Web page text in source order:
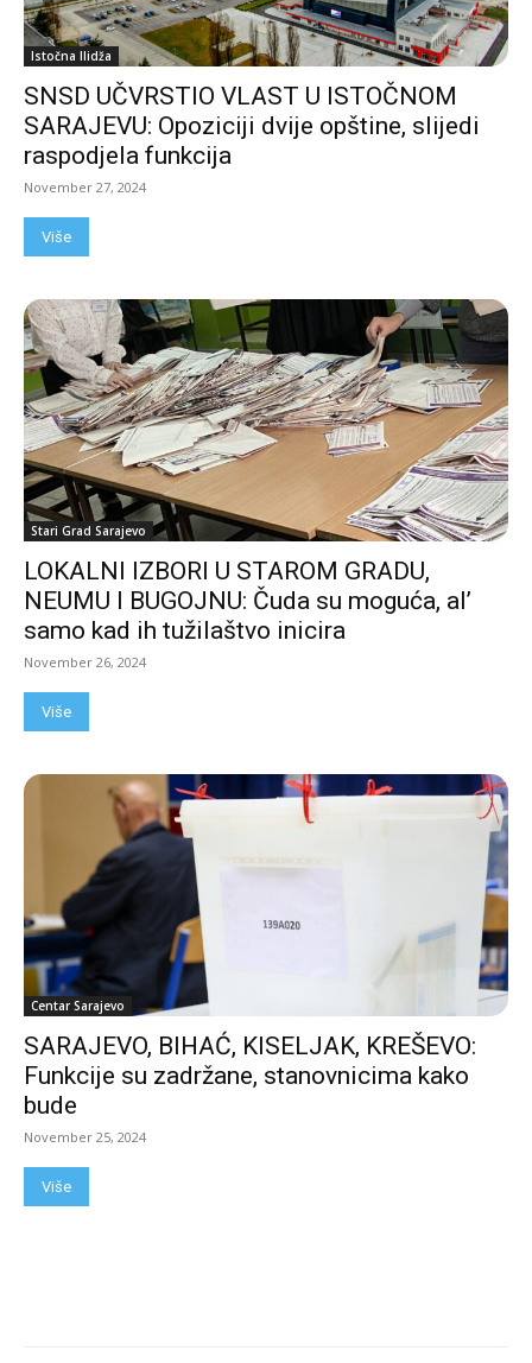
Istočna Ilidža
SNSD UČVRSTIO VLAST U ISTOČNOM
SARAJEVU: Opoziciji dvije opštine, slijedi
raspodjela funkcija
November 27, 2024
Više
Stari Grad Sarajevo
LOKALNI IZBORI U STAROM GRADU,
NEUMU I BUGOJNU: Čuda su moguća, al’
samo kad ih tužilaštvo inicira
November 26, 2024
Više
Centar Sarajevo
SARAJEVO, BIHAĆ, KISELJAK, KREŠEVO:
Funkcije su zadržane, stanovnicima kako
bude
November 25, 2024
Više